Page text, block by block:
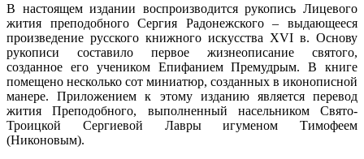
В настоящем издании воспроизводится рукопись Лицевого
жития преподобного Сергия Радонежского – выдающееся
произведение русского книжного искусства XVI в. Основу
рукописи составило первое жизнеописание святого,
созданное его учеником Епифанием Премудрым. В книге
помещено несколько сот миниатюр, созданных в иконописной
манере. Приложением к этому изданию является перевод
жития Преподобного, выполненный насельником Свято-
Троицкой Сергиевой Лавры игуменом Тимофеем
(Никоновым).